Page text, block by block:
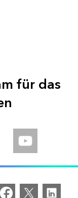
für das